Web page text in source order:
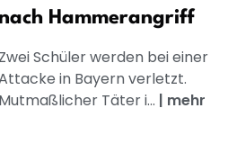
Hammerangriff
Zwei Schüler werden bei einer
in Bayern verletzt.
Mutmaßlicher Täter i... | mehr